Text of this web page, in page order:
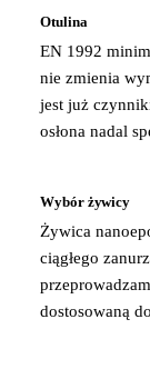
Otulina
EN 1992
nie zmienia
jest już
osłona nadal
Wybór żywicy
Żywica
ciągłego
dostosowaną